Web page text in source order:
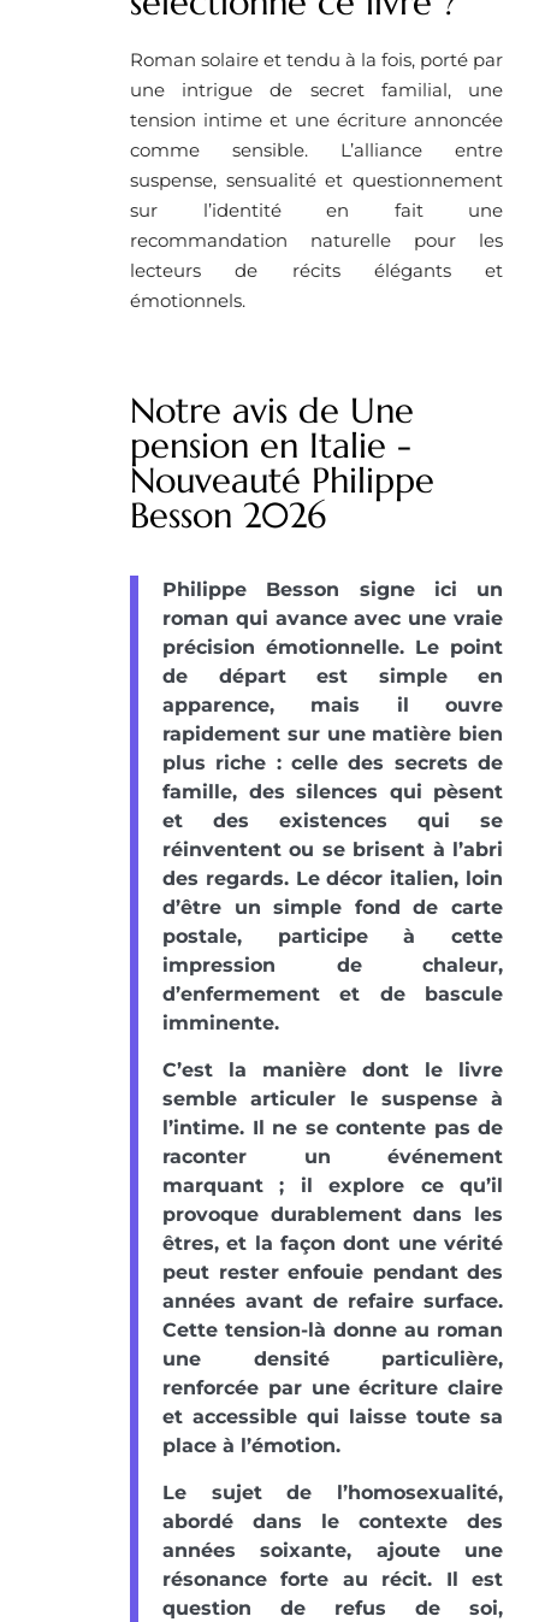
Roman solaire et tendu à la fois, porté par
une intrigue de secret familial, une
tension intime et une écriture annoncée
comme sensible. L’alliance entre
suspense, sensualité et questionnement
sur l’identité en fait une
recommandation naturelle pour les
lecteurs de récits élégants et
émotionnels.
Notre avis de Une
pension en Italie -
Nouveauté Philippe
Besson 2026
Philippe Besson signe ici un
roman qui avance avec une vraie
précision émotionnelle. Le point
de départ est simple en
apparence, mais il ouvre
rapidement sur une matière bien
plus riche : celle des secrets de
famille, des silences qui pèsent
et des existences qui se
réinventent ou se brisent à l’abri
des regards. Le décor italien, loin
d’être un simple fond de carte
postale, participe à cette
impression de chaleur,
d’enfermement et de bascule
imminente.
C’est la manière dont le livre
semble articuler le suspense à
l’intime. Il ne se contente pas de
raconter un événement
marquant ; il explore ce qu’il
provoque durablement dans les
êtres, et la façon dont une vérité
peut rester enfouie pendant des
années avant de refaire surface.
Cette tension-là donne au roman
une densité particulière,
renforcée par une écriture claire
et accessible qui laisse toute sa
place à l’émotion.
Le sujet de l’homosexualité,
abordé dans le contexte des
années soixante, ajoute une
résonance forte au récit. Il est
question de refus de soi,